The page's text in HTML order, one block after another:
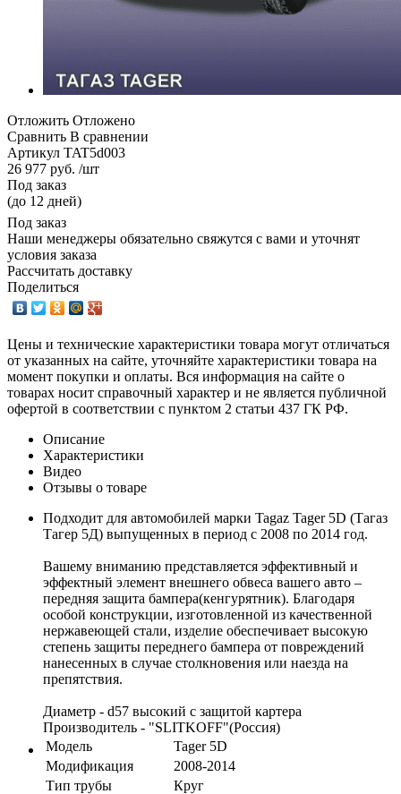
Отложить Отложено
Сравнить В сравнении
Артикул TAT5d003
26 977 руб. /шт
Под заказ
(до 12 дней)
Под заказ
Наши менеджеры обязательно свяжутся с вами и уточнят
условия заказа
Рассчитать доставку
Поделиться
Цены и технические характеристики товара могут отличаться
от указанных на сайте, уточняйте характеристики товара на
момент покупки и оплаты. Вся информация на сайте о
товарах носит справочный характер и не является публичной
офертой в соответствии с пунктом 2 статьи 437 ГК РФ.
Описание
Характеристики
Видео
Отзывы о товаре
Подходит для автомобилей марки Tagaz Tager 5D (Тагаз
Тагер 5Д) выпущенных в период c 2008 по 2014 год.
Вашему вниманию представляется эффективный и
эффектный элемент внешнего обвеса вашего авто –
передняя защита бампера(кенгурятник). Благодаря
особой конструкции, изготовленной из качественной
нержавеющей стали, изделие обеспечивает высокую
степень защиты переднего бампера от повреждений
нанесенных в случае столкновения или наезда на
препятствия.
Диаметр - d57 высокий с защитой картера
Производитель - "SLITKOFF"(Россия)
Модель
Tager 5D
Модификация
2008-2014
Тип трубы
Круг